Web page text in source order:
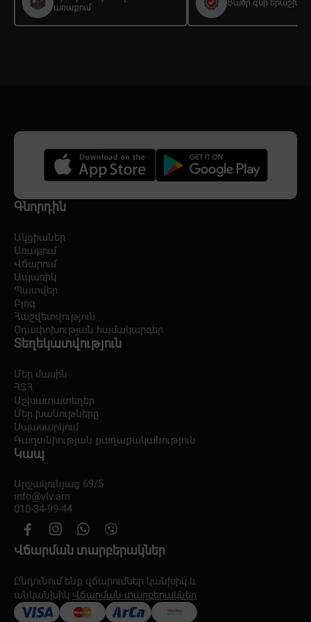
առաքում
Ցածր գնի երաշխիք
Գնորդին
Ակցիաներ
Առաքում
Վճարում
Ապառիկ
Պատվեր
Բլոգ
Հաշվետվություն
Օդափոխության համակարգեր
Տեղեկատվություն
Մեր մասին
ՀՏՀ
Աշխատատեղեր
Մեր խանութները
Սպասարկում
Գաղտնիության քաղաքականություն
Կապ
Արշակունյաց 69/5
info@vlv.am
010-34-99-44
Վճարման տարբերակներ
Ընդունում ենք վճարումներ կանխիկ և
անկանխիկ Վճարման տարբերակներ